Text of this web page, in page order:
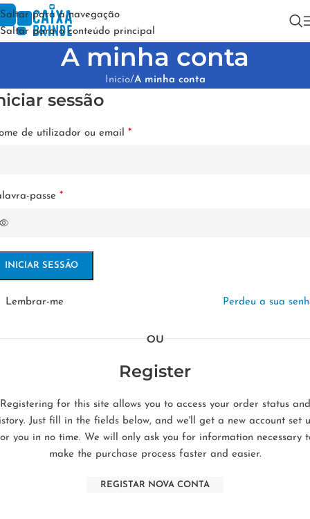
Saltar para a navegação
Saltar para o conteúdo principal
A minha conta
Início/A minha conta
sessão
de utilizador ou email *
passe *
INICIAR SESSÃO
Perdeu a sua
Lembrar-me
OU
Register
Registering for this site allows you to access your order status and
Just fill in the fields below, and we'll get a new account set
you in no time. We will only ask you for information necessary
make the purchase process faster and easier.
REGISTAR NOVA CONTA